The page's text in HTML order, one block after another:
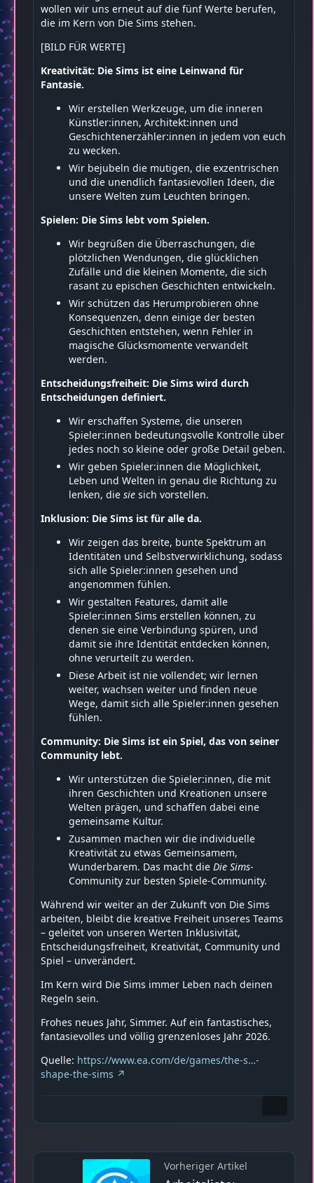
wollen wir uns erneut auf die fünf Werte berufen,
die im Kern von Die Sims stehen.
[BILD FÜR WERTE]
Kreativität: Die Sims ist eine Leinwand für
Fantasie.
Wir erstellen Werkzeuge, um die inneren
Künstler:innen, Architekt:innen und
Geschichtenerzähler:innen in jedem von euch
zu wecken.
Wir bejubeln die mutigen, die exzentrischen
und die unendlich fantasievollen Ideen, die
unsere Welten zum Leuchten bringen.
Spielen: Die Sims lebt vom Spielen.
Wir begrüßen die Überraschungen, die
plötzlichen Wendungen, die glücklichen
Zufälle und die kleinen Momente, die sich
rasant zu epischen Geschichten entwickeln.
Wir schützen das Herumprobieren ohne
Konsequenzen, denn einige der besten
Geschichten entstehen, wenn Fehler in
magische Glücksmomente verwandelt
werden.
Entscheidungsfreiheit: Die Sims wird durch
Entscheidungen definiert.
Wir erschaffen Systeme, die unseren
Spieler:innen bedeutungsvolle Kontrolle über
jedes noch so kleine oder große Detail geben.
Wir geben Spieler:innen die Möglichkeit,
Leben und Welten in genau die Richtung zu
lenken, die sie sich vorstellen.
Inklusion: Die Sims ist für alle da.
Wir zeigen das breite, bunte Spektrum an
Identitäten und Selbstverwirklichung, sodass
sich alle Spieler:innen gesehen und
angenommen fühlen.
Wir gestalten Features, damit alle
Spieler:innen Sims erstellen können, zu
denen sie eine Verbindung spüren, und
damit sie ihre Identität entdecken können,
ohne verurteilt zu werden.
Diese Arbeit ist nie vollendet; wir lernen
weiter, wachsen weiter und finden neue
Wege, damit sich alle Spieler:innen gesehen
fühlen.
Community: Die Sims ist ein Spiel, das von seiner
Community lebt.
Wir unterstützen die Spieler:innen, die mit
ihren Geschichten und Kreationen unsere
Welten prägen, und schaffen dabei eine
gemeinsame Kultur.
Zusammen machen wir die individuelle
Kreativität zu etwas Gemeinsamem,
Wunderbarem. Das macht die Die Sims-
Community zur besten Spiele-Community.
Während wir weiter an der Zukunft von Die Sims
arbeiten, bleibt die kreative Freiheit unseres Teams
– geleitet von unseren Werten Inklusivität,
Entscheidungsfreiheit, Kreativität, Community und
Spiel – unverändert.
Im Kern wird Die Sims immer Leben nach deinen
Regeln sein.
Frohes neues Jahr, Simmer. Auf ein fantastisches,
fantasievolles und völlig grenzenloses Jahr 2026.
Quelle: https://www.ea.com/de/games/the-s…-
shape-the-sims
Vorheriger Artikel